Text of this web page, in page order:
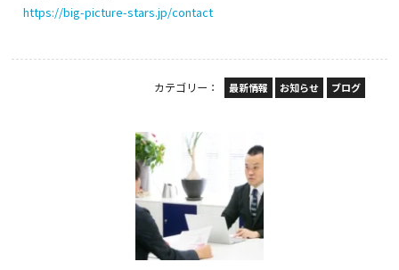
https://big-picture-stars.jp/contact
カテゴリー： 最新情報 お知らせ ブログ